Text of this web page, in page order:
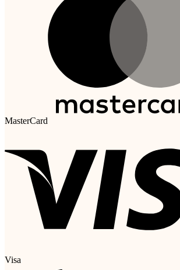
MasterCard
Visa